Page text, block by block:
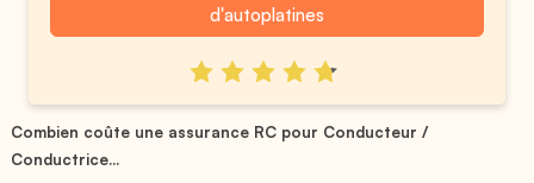
d'autoplatines
Combien coûte une assurance RC pour Conducteur /
Conductrice...